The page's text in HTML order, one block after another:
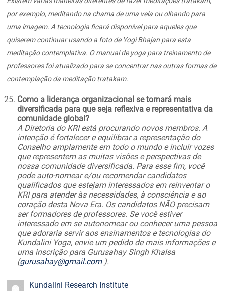
por exemplo, meditando na chama de uma vela ou olhando para
uma imagem. A tecnologia ficará disponível para aqueles que
quiserem continuar usando a foto de Yogi Bhajan para esta
meditação contemplativa. O manual de yoga para treinamento de
professores foi atualizado para se concentrar nas outras formas de
contemplação da meditação tratakam.
Como a liderança organizacional se tornará mais
diversificada para que seja reflexiva e representativa da
comunidade global?
A Diretoria do KRI está procurando novos membros. A
intenção é fortalecer e equilibrar a representação do
Conselho amplamente em todo o mundo e incluir vozes
que representem as muitas visões e perspectivas de
nossa comunidade diversificada. Para esse fim, você
pode auto-nomear e/ou recomendar candidatos
qualificados que estejam interessados em reinventar o
KRI para atender às necessidades, à consciência e ao
coração desta Nova Era. Os candidatos NÃO precisam
ser formadores de professores. Se você estiver
interessado em se autonomear ou conhecer uma pessoa
que adoraria servir aos ensinamentos e tecnologias do
Kundalini Yoga, envie um pedido de mais informações e
uma inscrição para Gurusahay Singh Khalsa
(gurusahay@gmail.com).
Kundalini Research Institute